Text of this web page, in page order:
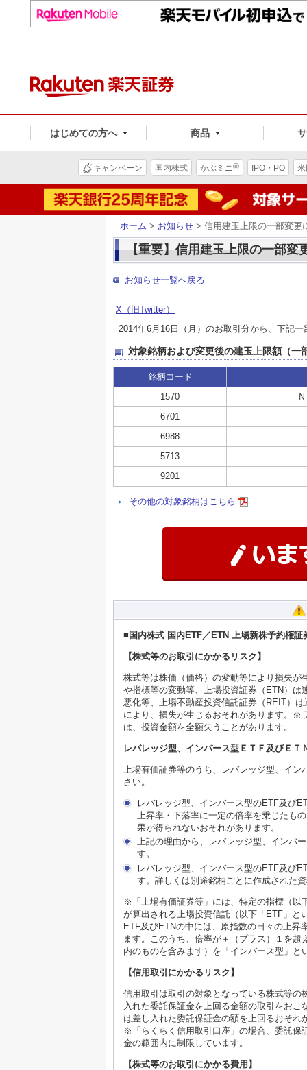
はじめての方へ 商品
キャンペーン 国内株式 かぶミニ® IPO・PO
ホーム > お知らせ > 信用建玉上限の一部変更
【重要】信用建玉上限の一部変
お知らせ一覧へ戻る
X（旧Twitter）
2014年6月16日（月）のお取引分から、下記
対象銘柄および変更後の建玉上限額（一
銘柄コード
1570
6701
6988
5713
9201
その他の対象銘柄はこちら
■国内株式 国内ETF／ETN 上場新株予約権証
【株式等のお取引にかかるリスク】
株式等は株価（価格）の変動等により損失
や指標等の変動等、上場投資証券（ETN）
悪化等、上場不動産投資信託証券（REIT）
により、損失が生じるおそれがあります。※
は、投資金額を全額失うことがあります。
レバレッジ型、インバース型ＥＴＦ及びＥＴ
上場有価証券等のうち、レバレッジ型、イ
さい。
レバレッジ型、インバース型のETF及び
上昇率・下落率に一定の倍率を乗じたも
果が得られないおそれがあります。
上記の理由から、レバレッジ型、インバ
す。
レバレッジ型、インバース型のETF及び
す。詳しくは別途銘柄ごとに作成された
※「上場有価証券等」には、特定の指標（以
が算出される上場投資信託（以下「ETF」と
ETF及びETNの中には、原指数の日々の上
ます。このうち、倍率が＋（プラス）１を
内のものを含みます）を「インバース型」と
【信用取引にかかるリスク】
信用取引は取引の対象となっている株式等
入れた委託保証金を上回る金額の取引をお
は差し入れた委託保証金の額を上回るおそれ
※「らくらく信用取引口座」の場合、委託保
金の範囲内に制限しています。
【株式等のお取引にかかる費用】